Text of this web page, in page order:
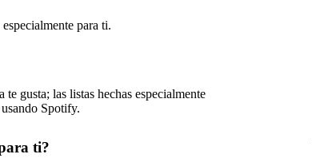
para ti.
gusta; las listas hechas especialmente
Spotify.
ti?